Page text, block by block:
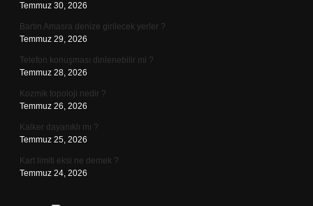
Temmuz 30, 2026
Bartın Amasra denize girilecek yerler ?
Temmuz 29, 2026
Telefon konuşması dinlenebilir mi ?
Temmuz 28, 2026
Kozmik topoloji nedir ?
Temmuz 26, 2026
Kalker dayanıklı mı ?
Temmuz 25, 2026
Kart limiti eksi ne demek ?
Temmuz 24, 2026